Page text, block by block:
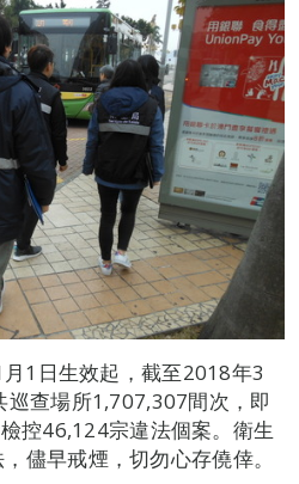
1日生效起，截至2018年3
巡查場所1,707,307間次，即
控46,124宗違法個案。衛生
儘早戒煙，切勿心存僥倖。